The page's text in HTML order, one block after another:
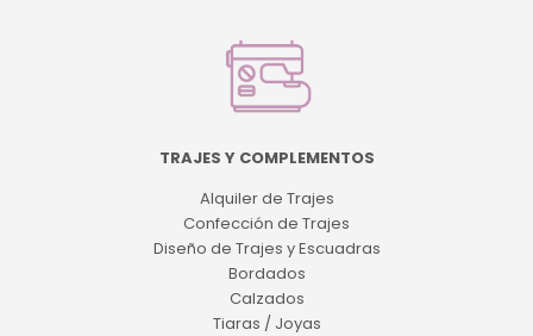
TRAJES Y COMPLEMENTOS
Alquiler de Trajes
Confección de Trajes
Diseño de Trajes y Escuadras
Bordados
Calzados
Tiaras / Joyas